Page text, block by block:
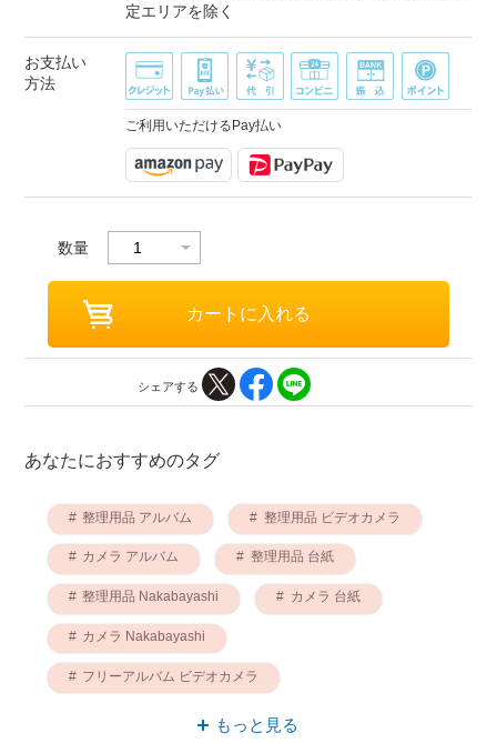
定エリアを除く
お支払い
方法
ご利用いただけるPay払い
数量
シェアする
あなたにおすすめのタグ
整理用品 アルバム 整理用品 ビデオカメラ
カメラ アルバム 整理用品 台紙
整理用品 Nakabayashi カメラ 台紙
カメラ Nakabayashi
フリーアルバム ビデオカメラ
もっと見る